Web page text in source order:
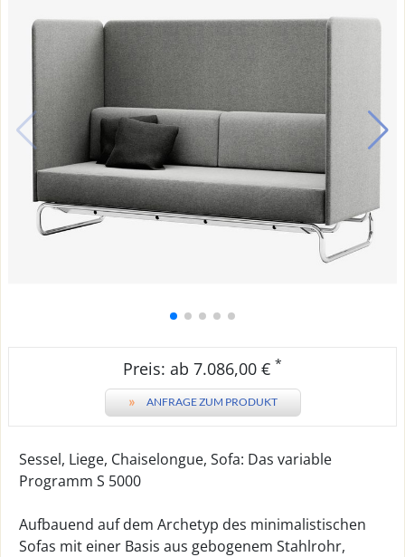
Preis: ab 7.086,00 € *
» ANFRAGE ZUM PRODUKT
Sessel, Liege, Chaiselongue, Sofa: Das variable
Programm S 5000
Aufbauend auf dem Archetyp des minimalistischen
Sofas mit einer Basis aus gebogenem Stahlrohr,